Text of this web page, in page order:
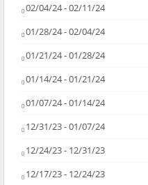
02/04/24 - 02/11/24
01/28/24 - 02/04/24
01/21/24 - 01/28/24
01/14/24 - 01/21/24
01/07/24 - 01/14/24
12/31/23 - 01/07/24
12/24/23 - 12/31/23
12/17/23 - 12/24/23